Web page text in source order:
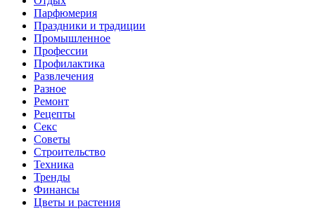
Парфюмерия
Праздники и традиции
Промышленное
Профессии
Профилактика
Развлечения
Разное
Ремонт
Рецепты
Секс
Советы
Строительство
Техника
Тренды
Финансы
Цветы и растения